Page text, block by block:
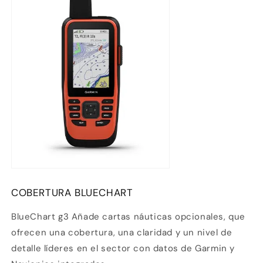
COBERTURA BLUECHART
BlueChart g3 Añade cartas náuticas opcionales, que
ofrecen una cobertura, una claridad y un nivel de
detalle líderes en el sector con datos de Garmin y